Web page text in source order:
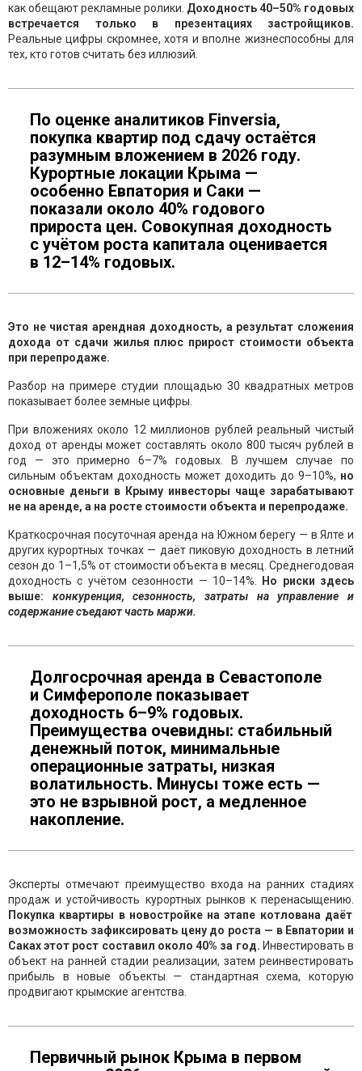
как обещают рекламные ролики. Доходность 40–50% годовых
встречается только в презентациях застройщиков.
Реальные цифры скромнее, хотя и вполне жизнеспособны для
тех, кто готов считать без иллюзий.
По оценке аналитиков Finversia,
покупка квартир под сдачу остаётся
разумным вложением в 2026 году.
Курортные локации Крыма —
особенно Евпатория и Саки —
показали около 40% годового
прироста цен. Совокупная доходность
с учётом роста капитала оценивается
в 12–14% годовых.
Это не чистая арендная доходность, а результат сложения
дохода от сдачи жилья плюс прирост стоимости объекта
при перепродаже.
Разбор на примере студии площадью 30 квадратных метров
показывает более земные цифры.
При вложениях около 12 миллионов рублей реальный чистый
доход от аренды может составлять около 800 тысяч рублей в
год — это примерно 6–7% годовых. В лучшем случае по
сильным объектам доходность может доходить до 9–10%, но
основные деньги в Крыму инвесторы чаще зарабатывают
не на аренде, а на росте стоимости объекта и перепродаже.
Краткосрочная посуточная аренда на Южном берегу — в Ялте и
других курортных точках — даёт пиковую доходность в летний
сезон до 1–1,5% от стоимости объекта в месяц. Среднегодовая
доходность с учётом сезонности — 10–14%.
Но риски здесь
выше:
конкуренция, сезонность, затраты на управление и
содержание съедают часть маржи.
Долгосрочная аренда в Севастополе
и Симферополе показывает
доходность 6–9% годовых.
Преимущества очевидны: стабильный
денежный поток, минимальные
операционные затраты, низкая
волатильность. Минусы тоже есть —
это не взрывной рост, а медленное
накопление.
Эксперты отмечают преимущество входа на ранних стадиях
продаж и устойчивость курортных рынков к перенасыщению.
Покупка квартиры в новостройке на этапе котлована даёт
возможность зафиксировать цену до роста — в Евпатории и
Саках этот рост составил около 40% за год. Инвестировать в
объект на ранней стадии реализации, затем реинвестировать
прибыль в новые объекты — стандартная схема, которую
продвигают крымские агентства.
Первичный рынок Крыма в первом